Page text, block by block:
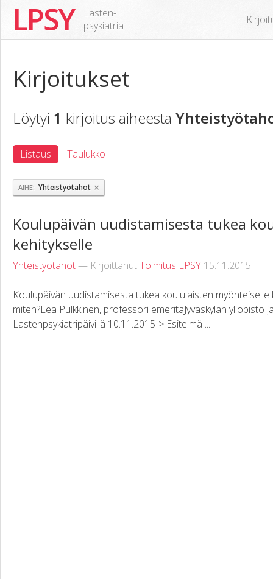
LPSY
Lasten-
psykiatria
Kirjoitukset
Löytyi 1 kirjoitus aiheesta
Listaus Taulukko
AIHE Yhteistyötahot ×
Koulupäivän uudistamisesta tukea
kehitykselle
Yhteistyötahot— KirjoittanutToimitus LPSY 15.11.2015
Koulupäivän uudistamisesta tukea koululaisten myönteiselle
miten?Lea Pulkkinen, professori emeritaJyväskylän yliopisto
Lastenpsykiatripäivillä 10.11.2015-> Esitelmä ...